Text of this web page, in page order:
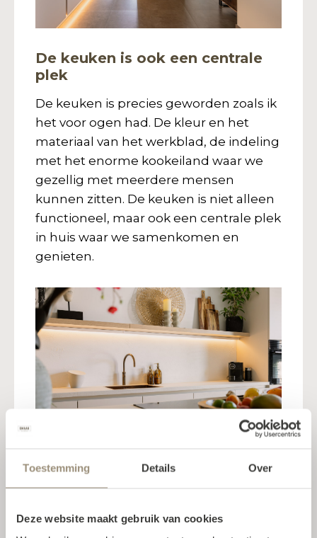
Toestemming Details Over
Deze website maakt gebruik van cookies
De keuken is ook een centrale
plek
De keuken is precies geworden zoals ik
het voor ogen had. De kleur en het
materiaal van het werkblad, de indeling
met het enorme kookeiland waar we
gezellig met meerdere mensen
kunnen zitten. De keuken is niet alleen
functioneel, maar ook een centrale plek
in huis waar we samenkomen en
genieten.
Ook de service en zeker de nazorg